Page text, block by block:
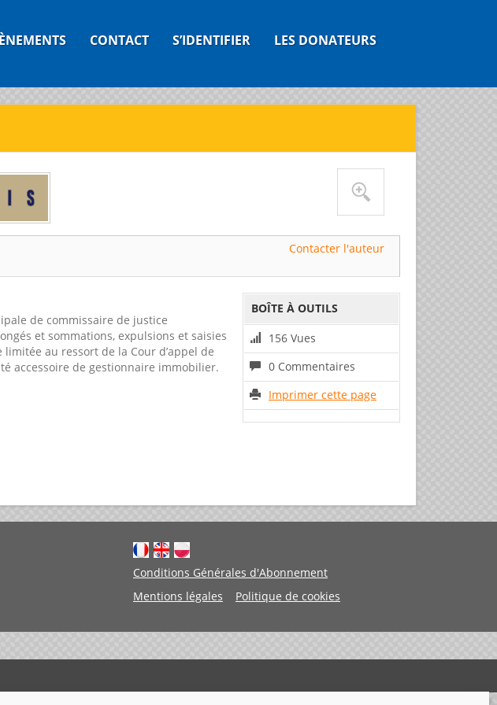
CONTACT S’IDENTIFIER LES DONATEURS
Contacter l'auteur
BOÎTE À OUTILS
156 Vues
0 Commentaires
Imprimer cette page
de commissaire de justice
et sommations, expulsions et saisies
au ressort de la Cour d’appel de
accessoire de gestionnaire immobilier.
Conditions Générales d'Abonnement
Mentions légales
Politique de cookies